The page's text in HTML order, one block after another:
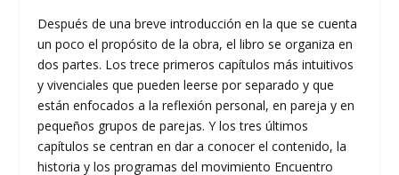
Después de una breve introducción en la que se cuenta
un poco el propósito de la obra, el libro se organiza en
dos partes. Los trece primeros capítulos más intuitivos
y vivenciales que pueden leerse por separado y que
están enfocados a la reflexión personal, en pareja y en
pequeños grupos de parejas. Y los tres últimos
capítulos se centran en dar a conocer el contenido, la
historia y los programas del movimiento Encuentro